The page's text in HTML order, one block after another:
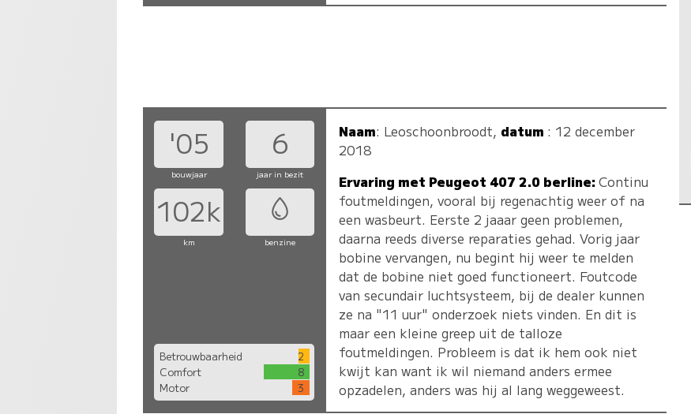
'05 6
bouwjaar jaar in bezit
102k
km benzine
Betrouwbaarheid
2
Comfort
8
Motor
3
Naam: Leoschoonbroodt, datum : 12 december
2018
Ervaring met Peugeot 407 2.0 berline:Continu
foutmeldingen, vooral bij regenachtig weer of na
een wasbeurt. Eerste 2 jaaar geen problemen,
daarna reeds diverse reparaties gehad. Vorig jaar
bobine vervangen, nu begint hij weer te melden
dat de bobine niet goed functioneert. Foutcode
van secundair luchtsysteem, bij de dealer kunnen
ze na "11 uur" onderzoek niets vinden. En dit is
maar een kleine greep uit de talloze
foutmeldingen. Probleem is dat ik hem ook niet
kwijt kan want ik wil niemand anders ermee
opzadelen, anders was hij al lang weggeweest.